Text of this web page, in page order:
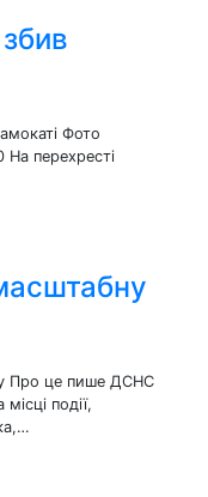
Фото
перехресті
Про це пише ДСНС
події,